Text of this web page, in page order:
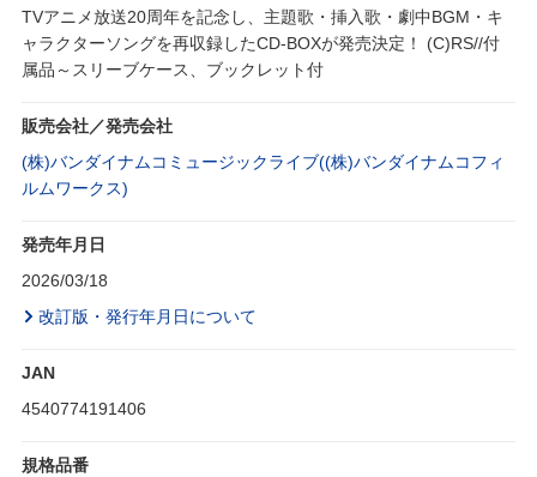
TVアニメ放送20周年を記念し、主題歌・挿入歌・劇中BGM・キ
ャラクターソングを再収録したCD-BOXが発売決定！ (C)RS//付
属品～スリーブケース、ブックレット付
販売会社／発売会社
(株)バンダイナムコミュージックライブ((株)バンダイナムコフィ
ルムワークス)
発売年月日
2026/03/18
改訂版・発行年月日について
JAN
4540774191406
規格品番